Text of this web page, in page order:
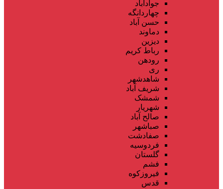
جوادآباد
چهاردانگه
حسن آباد
دماوند
دیزین
رباط کریم
رودهن
ری
شاهدشهر
شریف آباد
شمشک
شهریار
صالح آباد
صباشهر
صفادشت
فردوسیه
گلستان
فشم
فیروزکوه
قدس